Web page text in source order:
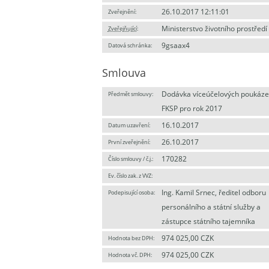
Zveřejnění: 26.10.2017 12:11:01
Zveřejňující: Ministerstvo životního prostředí
Datová schránka: 9gsaax4
Smlouva
Předmět smlouvy:
Dodávka víceúčelových
FKSP pro rok 2017
Datum uzavření: 16.10.2017
První zveřejnění: 26.10.2017
Číslo smlouvy / č.j.: 170282
Ev. číslo zak. z VVZ:
Podepisující osoba:
Ing. Kamil Srnec, ředitel odboru
personálního a státní služby a
zástupce státního tajemníka
Hodnota bez DPH: 974 025,00 CZK
Hodnota vč. DPH: 974 025,00 CZK